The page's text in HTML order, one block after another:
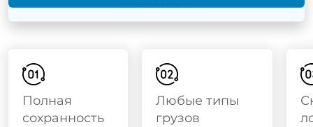
Полная
сохранность
Любые типы
грузов